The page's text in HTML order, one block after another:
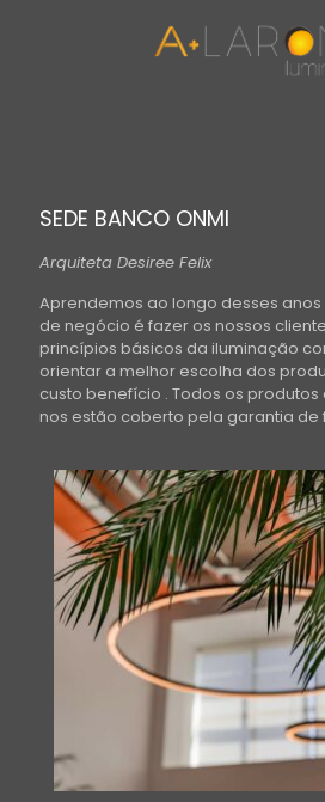
SEDE BANCO ONMI
Arquiteta Desiree Felix
Aprendemos ao longo desses
de negócio é fazer os nossos
princípios básicos da iluminação
orientar a melhor escolha dos
custo benefício . Todos os
nos estão coberto pela garantia de